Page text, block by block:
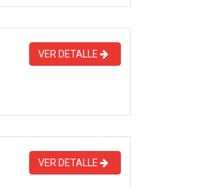
VER DETALLE
VER DETALLE